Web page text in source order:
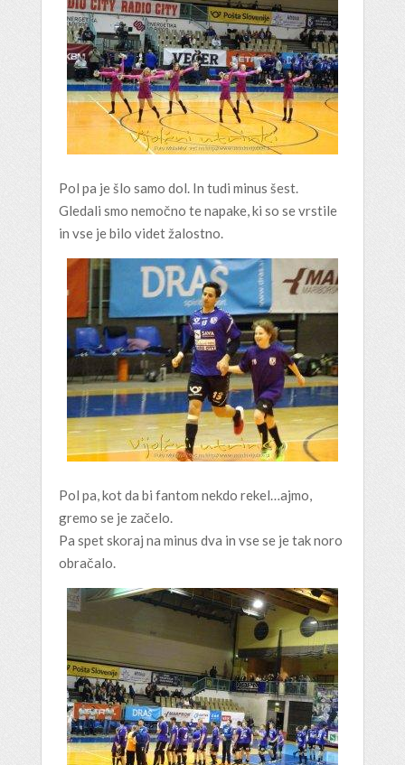
Pol pa je šlo samo dol. In tudi minus šest.
Gledali smo nemočno te napake, ki so se vrstile
in vse je bilo videt žalostno.
Pol pa, kot da bi fantom nekdo rekel…ajmo,
gremo se je začelo.
Pa spet skoraj na minus dva in vse se je tak noro
obračalo.